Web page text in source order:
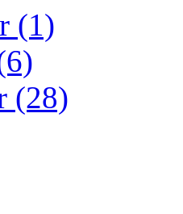
(1)
(28)